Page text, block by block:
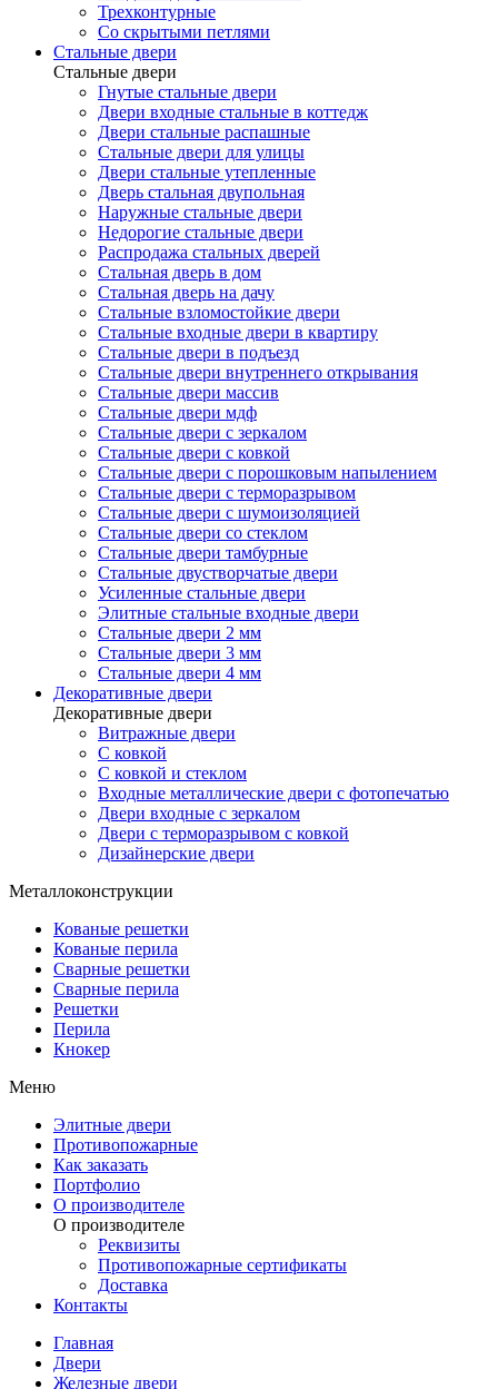
Трехконтурные
Со скрытыми петлями
Стальные двери
Стальные двери
Гнутые стальные двери
Двери входные стальные в коттедж
Двери стальные распашные
Стальные двери для улицы
Двери стальные утепленные
Дверь стальная двупольная
Наружные стальные двери
Недорогие стальные двери
Распродажа стальных дверей
Стальная дверь в дом
Стальная дверь на дачу
Стальные взломостойкие двери
Стальные входные двери в квартиру
Стальные двери в подъезд
Стальные двери внутреннего открывания
Стальные двери массив
Стальные двери мдф
Стальные двери с зеркалом
Стальные двери с ковкой
Стальные двери с порошковым напылением
Стальные двери с терморазрывом
Стальные двери с шумоизоляцией
Стальные двери со стеклом
Стальные двери тамбурные
Стальные двустворчатые двери
Усиленные стальные двери
Элитные стальные входные двери
Стальные двери 2 мм
Стальные двери 3 мм
Стальные двери 4 мм
Декоративные двери
Декоративные двери
Витражные двери
С ковкой
С ковкой и стеклом
Входные металлические двери с фотопечатью
Двери входные с зеркалом
Двери с терморазрывом с ковкой
Дизайнерские двери
Металлоконструкции
Кованые решетки
Кованые перила
Сварные решетки
Сварные перила
Решетки
Перила
Кнокер
Меню
Элитные двери
Противопожарные
Как заказать
Портфолио
О производителе
О производителе
Реквизиты
Противопожарные сертификаты
Доставка
Контакты
Главная
Двери
Железные двери